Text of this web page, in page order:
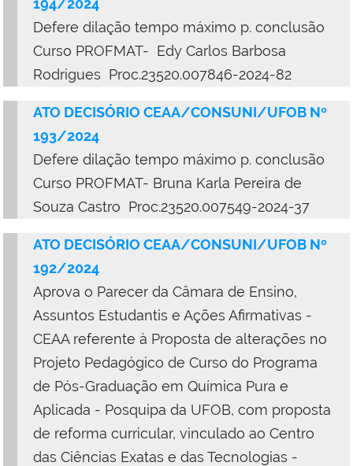
Defere dilação tempo máximo p. conclusão
Curso PROFMAT- Edy Carlos Barbosa
Rodrigues Proc.23520.007846-2024-82
ATO DECISÓRIO CEAA/CONSUNI/UFOB Nº
193/2024
Defere dilação tempo máximo p. conclusão
Curso PROFMAT- Bruna Karla Pereira de
Souza Castro Proc.23520.007549-2024-37
ATO DECISÓRIO CEAA/CONSUNI/UFOB Nº
192/2024
Aprova o Parecer da Câmara de Ensino,
Assuntos Estudantis e Ações Afirmativas -
CEAA referente à Proposta de alterações no
Projeto Pedagógico de Curso do Programa
de Pós-Graduação em Química Pura e
Aplicada - Posquipa da UFOB, com proposta
de reforma curricular, vinculado ao Centro
das Ciências Exatas e das Tecnologias -